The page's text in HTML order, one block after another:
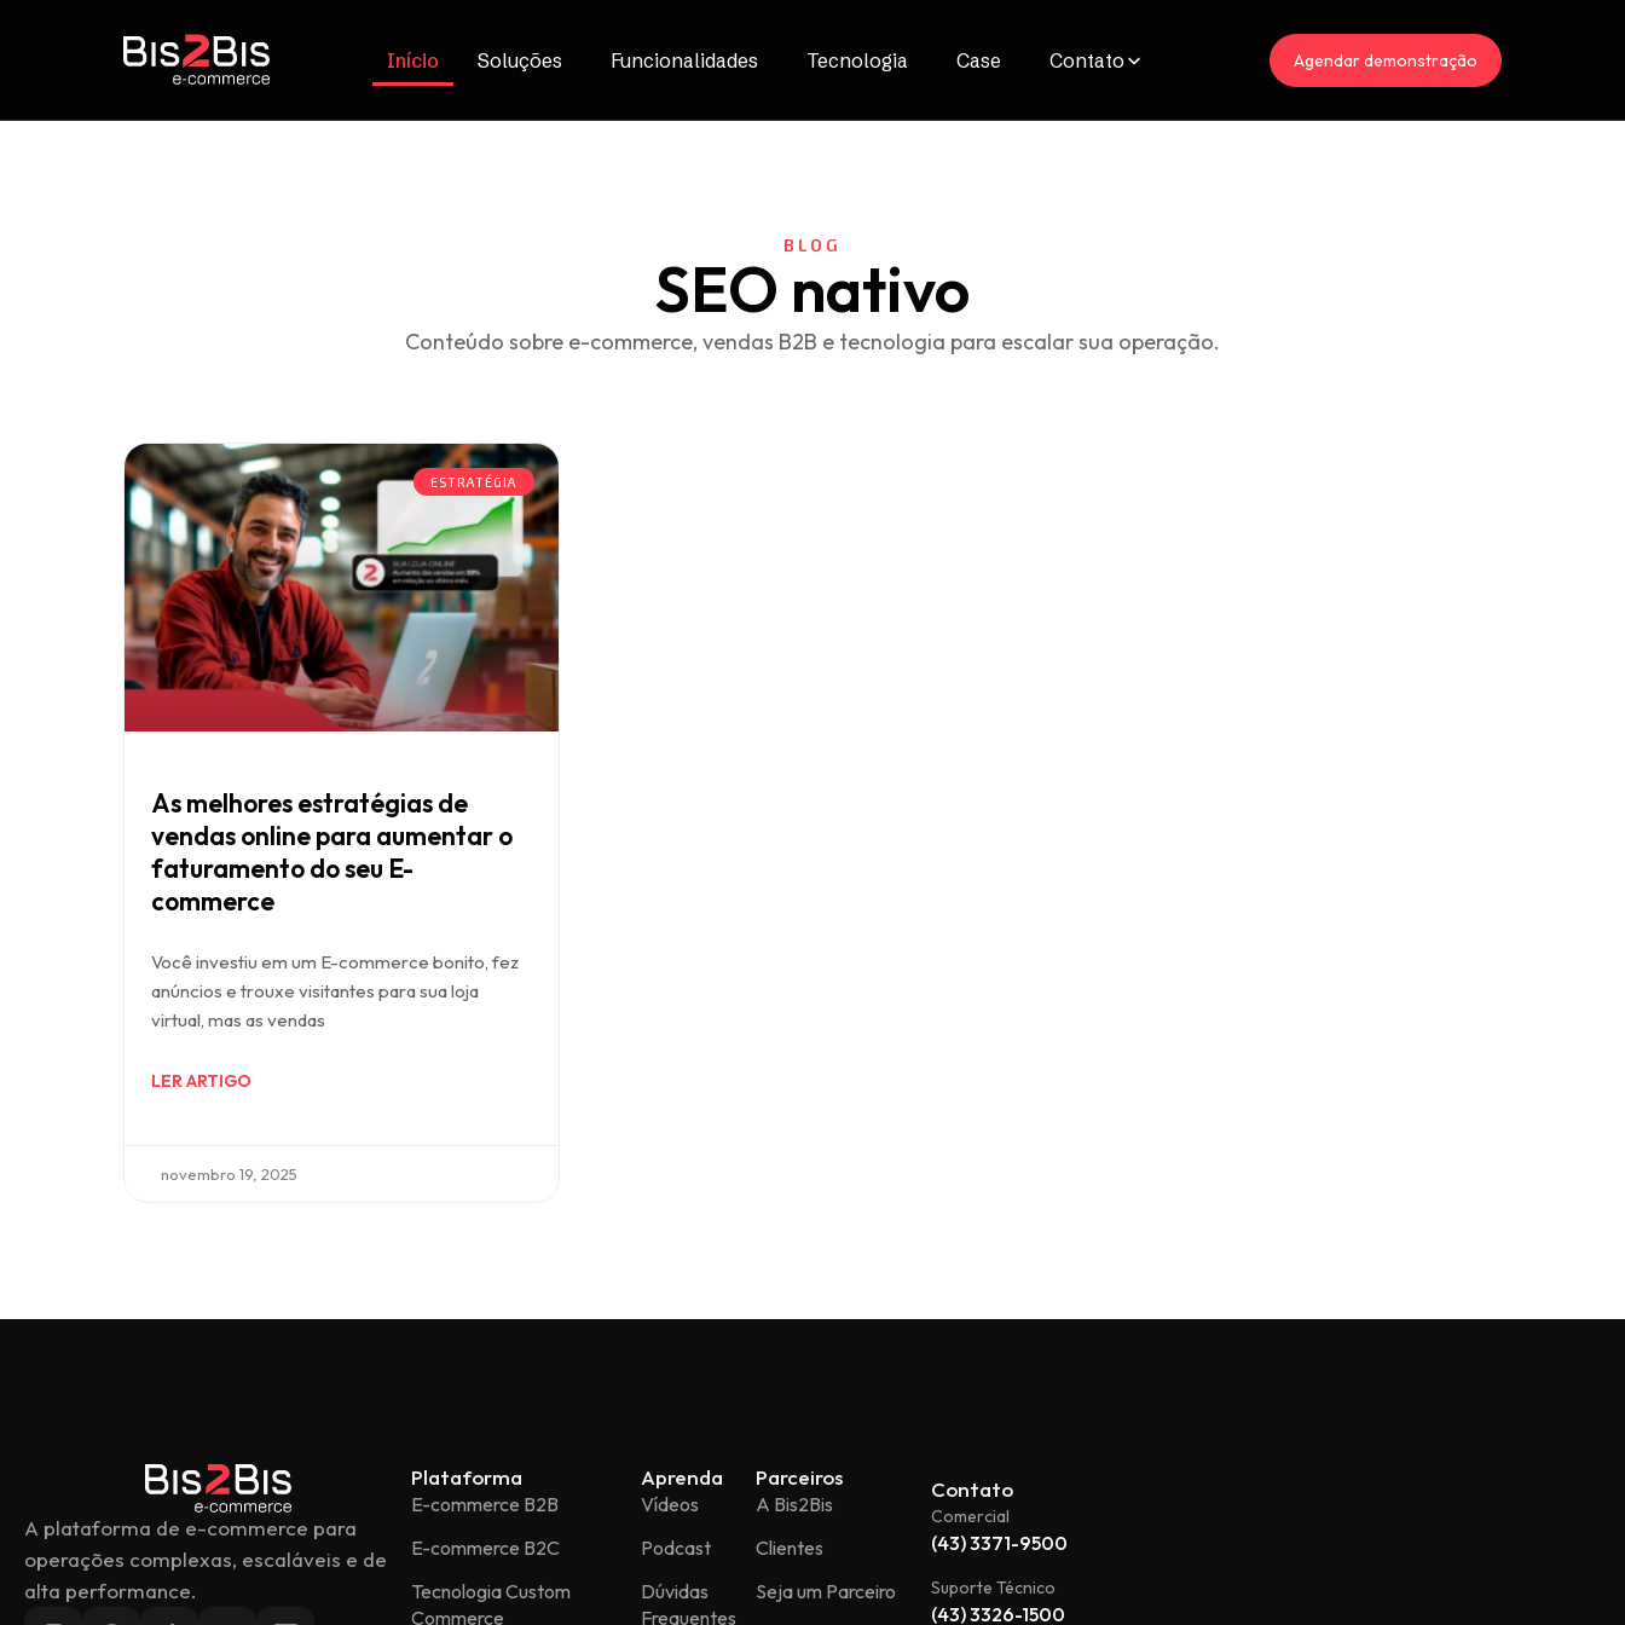
Início Soluções Funcionalidades Tecnologia Case Contato Agendar demonstração
BLOG
SEO nativo
Conteúdo sobre e-commerce, vendas B2B e tecnologia para escalar sua operação.
ESTRATÉGIA
As melhores estratégias de
vendas online para aumentar o
faturamento do seu E-
commerce
Você investiu em um E-commerce bonito, fez
anúncios e trouxe visitantes para sua loja
virtual, mas as vendas
LER ARTIGO
novembro 19, 2025
A plataforma de e-commerce para
operações complexas, escaláveis e de
alta performance.
Plataforma
E-commerce B2B
E-commerce B2C
Tecnologia Custom
Commerce
Aprenda
Vídeos
Podcast
Dúvidas
Frequentes
Parceiros
A Bis2Bis
Clientes
Seja um Parceiro
Contato
Comercial
(43) 3371-9500
Suporte Técnico
(43) 3326-1500